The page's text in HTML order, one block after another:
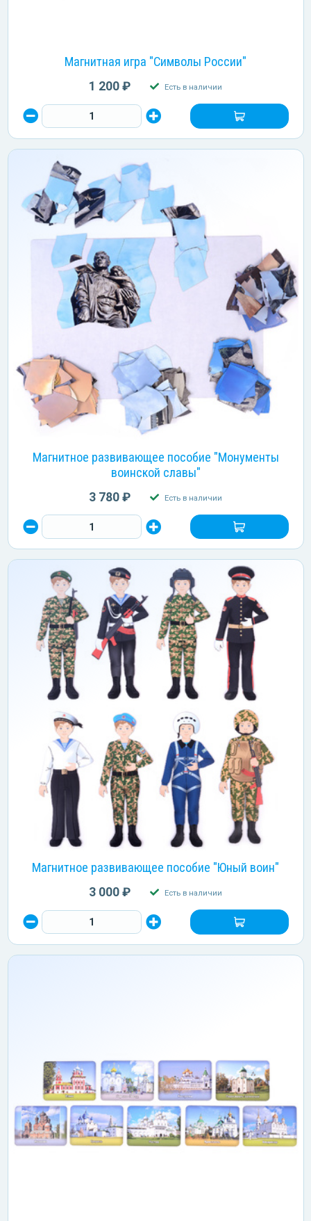
Магнитная игра "Символы России"
1 200 ₽ Есть в наличии
Магнитное развивающее пособие "Монументы
воинской славы"
3 780 ₽ Есть в наличии
Магнитное развивающее пособие "Юный воин"
3 000 ₽ Есть в наличии